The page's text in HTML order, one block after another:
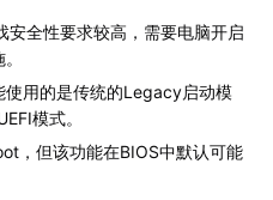
安全性要求较高，需要电脑开启
使用的是传统的Legacy启动模
模式。
，但该功能在BIOS中默认可能